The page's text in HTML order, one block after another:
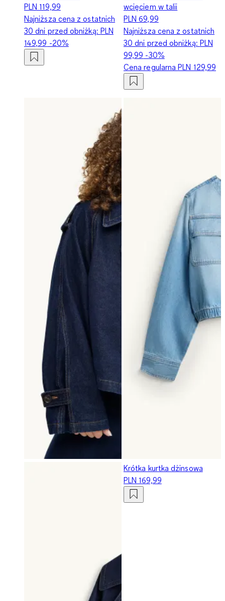
PLN 119,99
Najniższa cena z ostatnich
30 dni przed obniżką: PLN
149,99 -20%
wcięciem w talii
PLN 69,99
Najniższa cena z ostatnich
30 dni przed obniżką: PLN
99,99 -30%
Cena regularnaPLN 129,99
Krótka kurtka dżinsowa
PLN 169,99